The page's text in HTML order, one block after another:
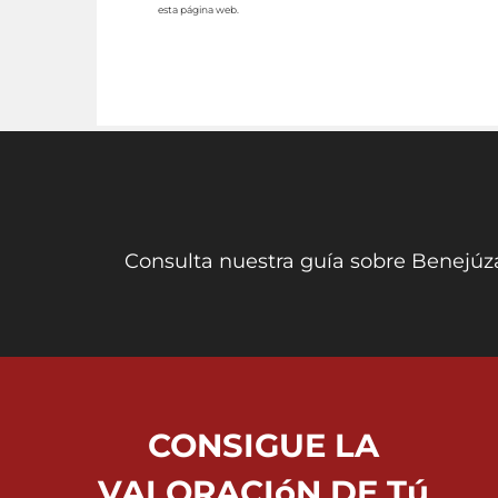
esta página web.
Consulta nuestra guía sobre
CONSIGUE LA